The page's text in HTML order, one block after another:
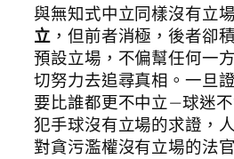
與無知式中立同樣沒有立
立，但前者消極，後者卻
預設立場，不偏幫任何一
切努力去追尋真相。一旦
要比誰都更不中立 — 球迷
犯手球沒有立場的求證，
對貪污濫權沒有立場的法